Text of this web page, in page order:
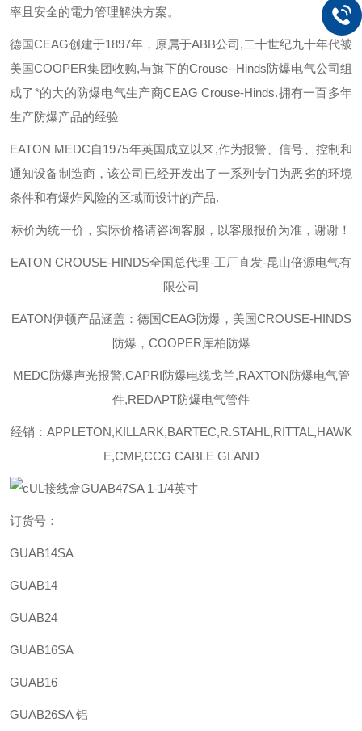
率且安全的電力管理解決方案。
德国CEAG创建于1897年，原属于ABB公司,二十世纪九十年代被
美国COOPER集团收购,与旗下的Crouse--Hinds防爆电气公司组
成了*的大的防爆电气生产商CEAG Crouse-Hinds.拥有一百多年
生产防爆产品的经验
EATON MEDC自1975年英国成立以来,作为报警、信号、控制和
通知设备制造商，该公司已经开发出了一系列专门为恶劣的环境
条件和有爆炸风险的区域而设计的产品.
标价为统一价，实际价格请咨询客服，以客服报价为准，谢谢！
EATON CROUSE-HINDS全国总代理-工厂直发-昆山倍源电气有
限公司
EATON伊顿产品涵盖：德国CEAG防爆，美国CROUSE-HINDS
防爆，COOPER库柏防爆
MEDC防爆声光报警,CAPRI防爆电缆戈兰,RAXTON防爆电气管
件,REDAPT防爆电气管件
经销：APPLETON,KILLARK,BARTEC,R.STAHL,RITTAL,HAWK
E,CMP,CCG CABLE GLAND
订货号：
GUAB14SA
GUAB14
GUAB24
GUAB16SA
GUAB16
GUAB26SA 铝